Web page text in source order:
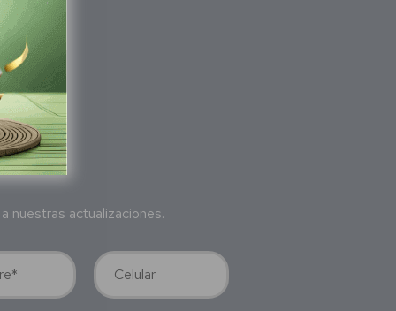
nuestras actualizaciones.